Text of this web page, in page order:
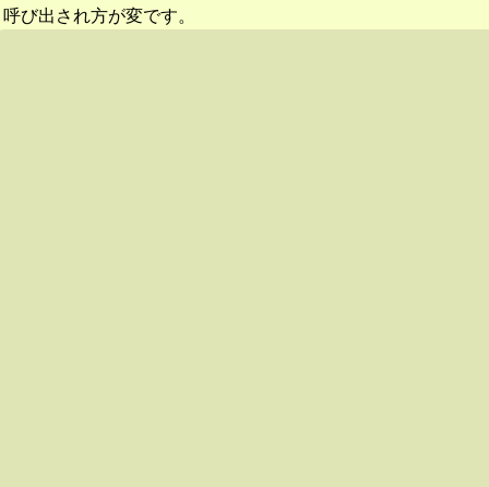
呼び出され方が変です。